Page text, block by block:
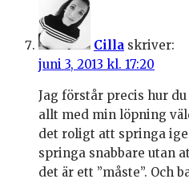
Cilla skriver:
juni 3, 2013 kl. 17:20
Jag förstår precis hur
allt med min löpning
det roligt att springa
springa snabbare utan
det är ett ”måste”. Och